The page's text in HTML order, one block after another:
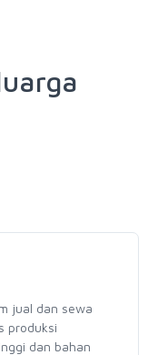
jual dan sewa
produksi
dan bahan